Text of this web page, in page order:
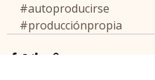
#autoproducirse
#producciónpropia